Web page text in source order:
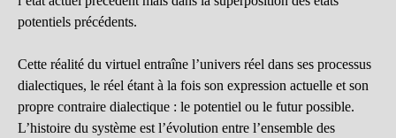
potentiels précédents.
Cette réalité du virtuel entraîne l’univers réel dans ses processus
dialectiques, le réel étant à la fois son expression actuelle et son
propre contraire dialectique : le potentiel ou le futur possible.
L’histoire du système est l’évolution entre l’ensemble des